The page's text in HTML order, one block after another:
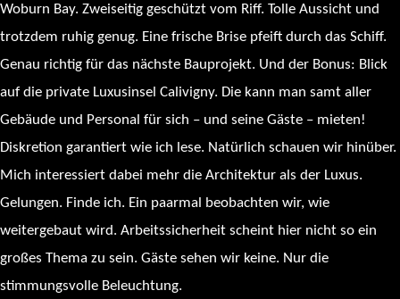
Woburn Bay. Zweiseitig geschützt vom Riff. Tolle Aussicht und
trotzdem ruhig genug. Eine frische Brise pfeift durch das Schiff.
Genau richtig für das nächste Bauprojekt. Und der Bonus: Blick
auf die private Luxusinsel Calivigny. Die kann man samt aller
Gebäude und Personal für sich – und seine Gäste – mieten!
Diskretion garantiert wie ich lese. Natürlich schauen wir hinüber.
Mich interessiert dabei mehr die Architektur als der Luxus.
Gelungen. Finde ich. Ein paarmal beobachten wir, wie
weitergebaut wird. Arbeitssicherheit scheint hier nicht so ein
großes Thema zu sein. Gäste sehen wir keine. Nur die
stimmungsvolle Beleuchtung.